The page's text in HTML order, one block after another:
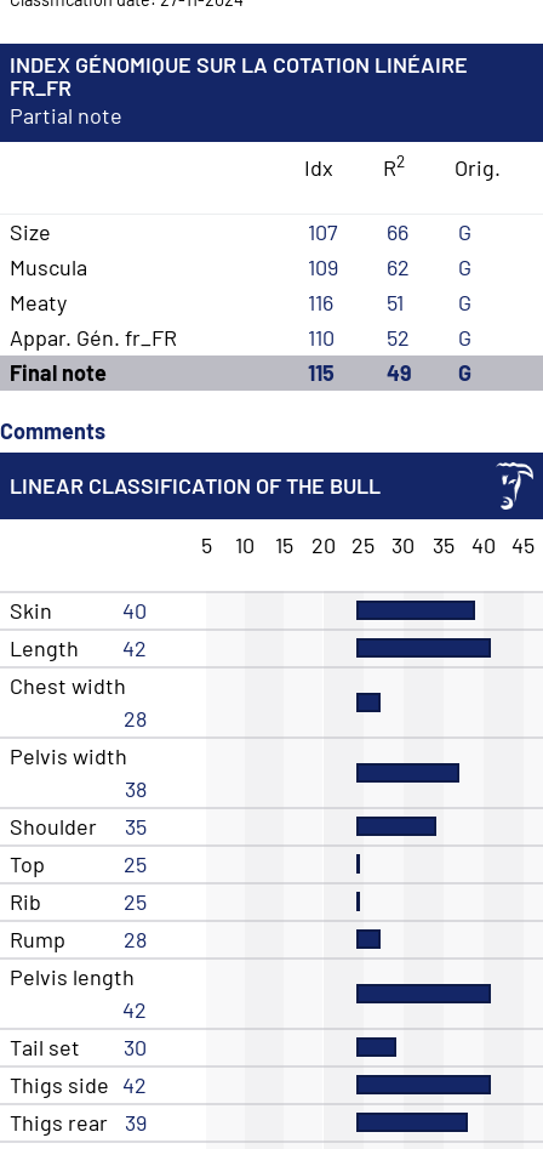
INDEX GÉNOMIQUE SUR LA COTATION LINÉAIRE
FR_FR
Partial note
Idx
R2 Orig.
Size 107 66
G
Muscula
109 62
G
Meaty
116 51
G
Appar. Gén. fr_FR
110 52
G
Final note
115 49 G
Comments
LINEAR CLASSIFICATION OF THE BULL
5 10 15 20 25 30 35 40 45
Skin
40
Length
42
Chest width
28
Pelvis width
38
Shoulder
35
Top
25
Rib
25
Rump
28
Pelvis length
42
Tail set
30
Thigs side 42
Thigs rear
39